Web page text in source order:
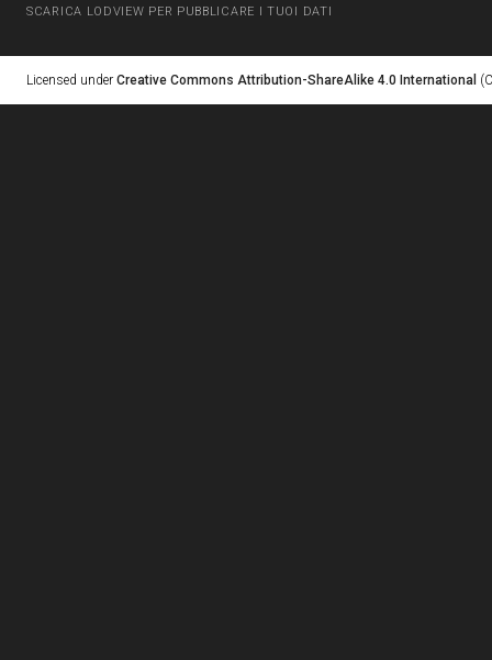
SCARICA LODVIEW PER PUBBLICARE I TUOI DATI
Licensed under Creative Commons Attribution-ShareAlike 4.0 International